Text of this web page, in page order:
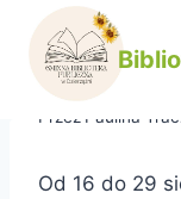
Przejdź
treściUrlop
Przez Paulina
Od 16 do 29